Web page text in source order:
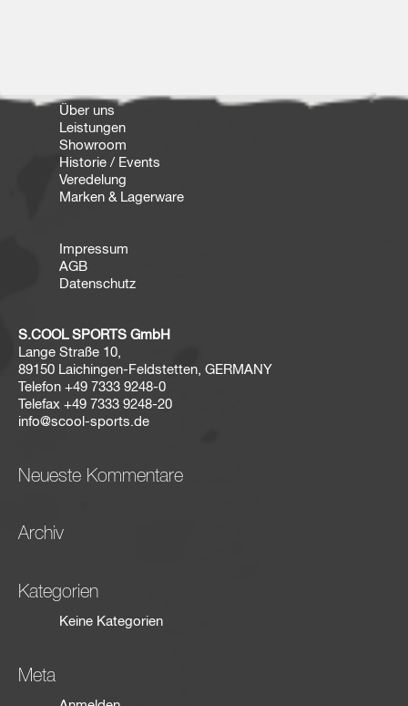
Über uns
Leistungen
Showroom
Historie / Events
Veredelung
Marken & Lagerware
Impressum
AGB
Datenschutz
S.COOL SPORTS GmbH
Lange Straße 10,
89150 Laichingen-Feldstetten, GERMANY
Telefon +49 7333 9248-0
Telefax +49 7333 9248-20
info@scool-sports.de
Neueste Kommentare
Archiv
Kategorien
Keine Kategorien
Meta